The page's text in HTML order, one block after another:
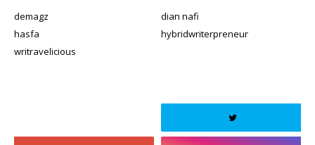
demagz
dian nafi
hasfa
hybridwriterpreneur
writravelicious